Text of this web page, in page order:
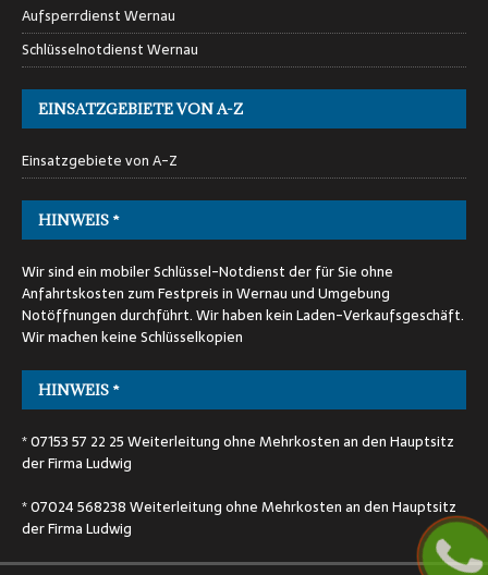
Aufsperrdienst Wernau
Schlüsselnotdienst Wernau
EINSATZGEBIETE VON A-Z
Einsatzgebiete von A-Z
HINWEIS *
Wir sind ein mobiler Schlüssel-Notdienst der für Sie ohne
Anfahrtskosten zum Festpreis in Wernau und Umgebung
Notöffnungen durchführt. Wir haben kein Laden-Verkaufsgeschäft.
Wir machen keine Schlüsselkopien
HINWEIS *
* 07153 57 22 25 Weiterleitung ohne Mehrkosten an den Hauptsitz
der Firma Ludwig
* 07024 568238 Weiterleitung ohne Mehrkosten an den Hauptsitz
der Firma Ludwig